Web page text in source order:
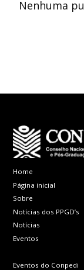
Nenhuma
Home
Página inicial
Sobre
Notícias dos PPGD’s
Notícias
Eventos
Eventos do Conpedi